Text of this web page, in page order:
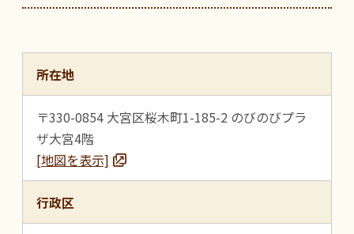
所在地
〒330-0854 大宮区桜木町1-185-2 のびのびプラ
ザ大宮4階
[地図を表示]
行政区